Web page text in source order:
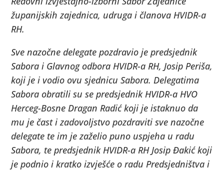
županijskih zajednica, udruga i članova HVIDR-a
RH.
Sve nazočne delegate pozdravio je predsjednik
Sabora i Glavnog odbora HVIDR-a RH, Josip Periša,
koji je i vodio ovu sjednicu Sabora. Delegatima
Sabora obratili su se predsjednik HVIDR-a HVO
Herceg-Bosne Dragan Radić koji je istaknuo da
mu je čast i zadovoljstvo pozdraviti sve nazočne
delegate te im je zaželio puno uspjeha u radu
Sabora, te predsjednik HVIDR-a RH Josip Đakić koji
je podnio i kratko izvješće o radu Predsjedništva i